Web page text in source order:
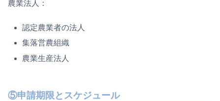
農業法人：
認定農業者の法人
集落営農組織
農業生産法人
⑤申請期限とスケジュール